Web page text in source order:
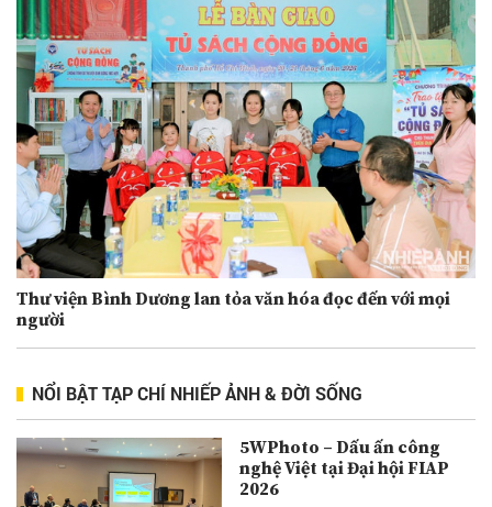
Thư viện Bình Dương lan tỏa văn hóa đọc đến với mọi
người
NỔI BẬT TẠP CHÍ NHIẾP ẢNH & ĐỜI SỐNG
5WPhoto – Dấu ấn công
nghệ Việt tại Đại hội FIAP
2026